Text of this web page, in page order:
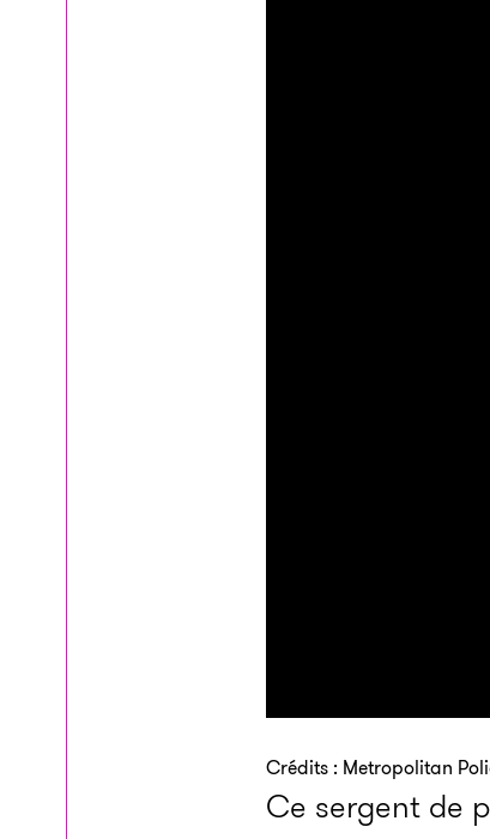
Crédits : Metropolitan
Ce sergent de